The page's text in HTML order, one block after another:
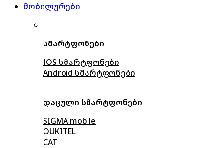
მობილურები
სმარტფონები
IOS სმარტფონები
Android სმარტფონები
დაცული სმარტფონები
SIGMA mobile
OUKITEL
CAT